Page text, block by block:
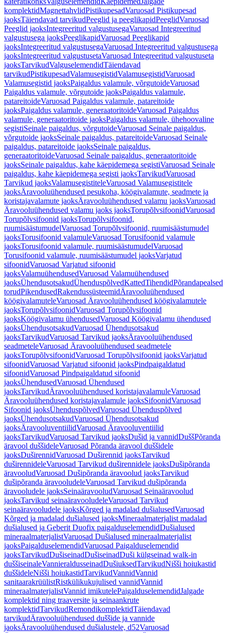
komplektidMagnettahvlidPistikupesadVaruosad Pistikupesad
jaoksTäiendavad tarvikudPeeglid ja peeglikapidPeeglidVaruosad
Peeglid jaoksIntegreeritud valgustusegaVaruosad Integreeritud
valgustusega jaoksPeeglikapidVaruosad Peeglikapid
jaoksIntegreeritud valgustusegaVaruosad Integreeritud valgustusega
jaoksIntegreeritud valgustusetaVaruosad Integreeritud valgustuseta
jaoksTarvikudValguselemendidTäiendavad
tarvikudPistikupesadValamusegistidValamusegistidVaruosad
Valamusegistid jaoksPaigaldus valamule, võrgutoideVaruosad
Paigaldus valamule, võrgutoide jaoksPaigaldus valamule,
patareitoideVaruosad Paigaldus valamule, patareitoide
jaoksPaigaldus valamule, generaatoritoideVaruosad Paigaldus
valamule, generaatoritoide jaoksPaigaldus valamule, ühehoovaline
segistiSeinale paigaldus, võrgutoideVaruosad Seinale paigaldus,
võrgutoide jaoksSeinale paigaldus, patareitoideVaruosad Seinale
paigaldus, patareitoide jaoksSeinale paigaldus,
generaatoritoideVaruosad Seinale paigaldus, generaatoritoide
jaoksSeinale paigaldus, kahe käepidemega segistiVaruosad Seinale
paigaldus, kahe käepidemega segisti jaoksTarvikudVaruosad
Tarvikud jaoksValamusegistiteleVaruosad Valamusegistitele
jaoksÄravooluühendused pesukoha, köögivalamute, seadmete ja
koristajavalamute jaoksÄravooluühendused valamu jaoksVaruosad
Äravooluühendused valamu jaoks jaoksTorupõlvsifoonidVaruosad
Torupõlvsifoonid jaoksTorupõlvsifoonid,
ruumisäästumudelVaruosad Torupõlvsifoonid, ruumisäästumudel
jaoksTorusifoonid valamuleVaruosad Torusifoonid valamule
jaoksTorusifoonid valamule, ruumisäästumudelVaruosad
Torusifoonid valamule, ruumisäästumudel jaoksVarjatud
sifoonidVaruosad Varjatud sifoonid
jaoksValamuühendusedVaruosad Valamuühendused
jaoksÜhendusotsakudÜhenduspõlvedKattedTihendidPõrandapealsed
torudPikendusedRakendussüsteemidÄravooluühendused
köögivalamuteleVaruosad Äravooluühendused köögivalamutele
jaoksTorupõlvsifoonidVaruosad Torupõlvsifoonid
jaoksKöögivalamu ühendusedVaruosad Köögivalamu ühendused
jaoksÜhendusotsakudVaruosad Ühendusotsakud
jaoksTarvikudVaruosad Tarvikud jaoksÄravooluühendused
seadmeteleVaruosad Äravooluühendused seadmetele
jaoksTorupõlvsifoonidVaruosad Torupõlvsifoonid jaoksVarjatud
sifoonidVaruosad Varjatud sifoonid jaoksPindpaigaldatud
sifoonidVaruosad Pindpaigaldatud sifoonid
jaoksÜhendusedVaruosad Ühendused
jaoksTarvikudÄravooluühendused koristajavalamuleVaruosad
Äravooluühendused koristajavalamule jaoksSifoonidVaruosad
Sifoonid jaoksÜhenduspõlvedVaruosad Ühenduspõlved
jaoksÜhendusotsakudVaruosad Ühendusotsakud
jaoksÄravooluventiilidVaruosad Äravooluventiilid
jaoksTarvikudVaruosad Tarvikud jaoksDušid ja vannidDuššPõranda
äravool duššideleVaruosad Põranda äravool duššidele
jaoksDuširennidVaruosad Duširennid jaoksTarvikud
duširennideleVaruosad Tarvikud duširennidele jaoksDušipõranda
äravooludVaruosad Dušipõranda äravoolud jaoksTarvikud
dušipõranda äravooludeleVaruosad Tarvikud dušipõranda
äravooludele jaoksSeinaäravooludVaruosad Seinaäravoolud
jaoksTarvikud seinaäravooludeleVaruosad Tarvikud
seinaäravooludele jaoksKõrged ja madalad dušialusedVaruosad
Kõrged ja madalad dušialused jaoksMineraalmaterjalist madalad
dušialused ja Geberit Duofix paigalduselemendidDušialused
mineraalmaterjalistVaruosad Dušialused mineraalmaterjalist
jaoksPaigalduselemendidVaruosad Paigalduselemendid
jaoksTarvikudDušiseinadDušiseinadDuši külgseinad walk-in
duššiseinaleVannieraldusseinadDušiuksedTarvikudNišši hoiukastid
duššideleNišši hoiukastidTarvikudVannidVannid
sanitaarakrüülistRistkülikukujulised vannidVannid
mineraalmaterjalistVannid imikutelePaigalduselemendidJalgade
komplektid ning traaversite ja seinaankrute
komplektidTarvikudRemondikomplektidTäiendavad
tarvikudÄravooluühendused duššide ja vannide
jaoksÄravooluühendused dušialustele, d52Varuosad